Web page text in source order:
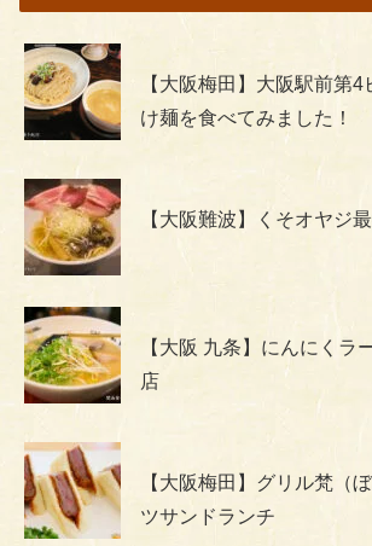
【大阪梅田】大阪駅前第
け麺を食べてみました！
【大阪難波】くそオヤジ
【大阪 九条】にんにくラ
店
【大阪梅田】グリル梵（
ツサンドランチ